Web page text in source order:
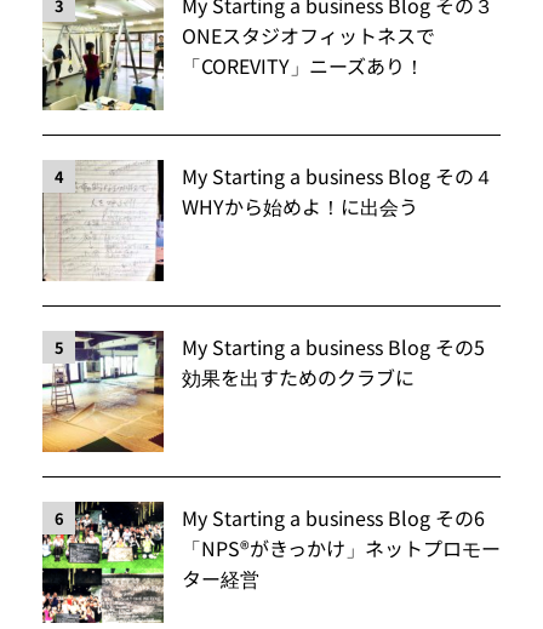
3
ONEスタジオフィットネスで
「COREVITY」ニーズあり！
4
My Starting a business Blog その４
WHYから始めよ！に出会う
5
My Starting a business Blog その5
効果を出すためのクラブに
6
My Starting a business Blog その6
「NPS®️がきっかけ」ネットプロモー
ター経営